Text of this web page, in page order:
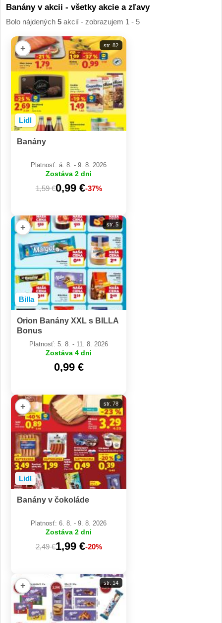
Banány v akcii - všetky akcie a zľavy
Bolo nájdených 5 akcií - zobrazujem 1 - 5
+
Lidl
str. 82
Banány
Platnosť: á. 8. - 9. 8. 2026
Zostáva 2 dni
1,59 €0,99 €-37%
+
Billa
str. 5
Orion Banány XXL s BILLA
Bonus
Platnosť: 5. 8. - 11. 8. 2026
Zostáva 4 dni
0,99 €
+
Lidl
str. 78
Banány v čokoláde
Platnosť: 6. 8. - 9. 8. 2026
Zostáva 2 dni
2,49 €1,99 €-20%
+ str. 14